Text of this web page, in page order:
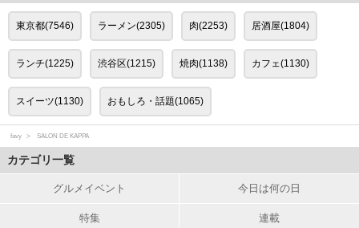
東京都(7546) ラーメン(2305) 肉(2253) 居酒屋(1804)
ランチ(1225) 渋谷区(1215) 焼肉(1138) カフェ(1130)
スイーツ(1130) おもしろ・話題(1065)
favy SALON DE KAPPA
カテゴリ一覧
グルメイベント 今日は何の日
特集 連載